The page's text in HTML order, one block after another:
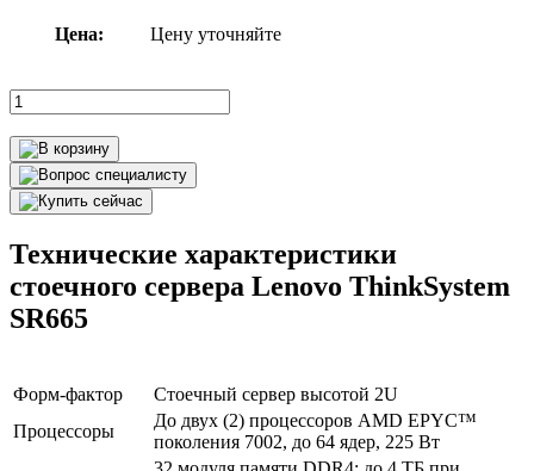
Цена: Цену уточняйте
Технические характеристики
стоечного сервера Lenovo ThinkSystem
SR665
Форм-фактор
Стоечный сервер высотой 2U
Процессоры
До двух (2) процессоров AMD EPYC™
поколения 7002, до 64 ядер, 225 Вт